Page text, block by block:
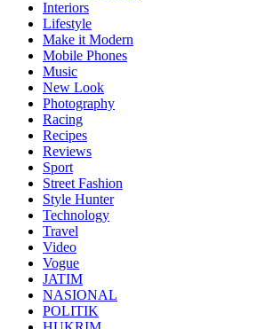
Interiors
Lifestyle
Make it Modern
Mobile Phones
Music
New Look
Photography
Racing
Recipes
Reviews
Sport
Street Fashion
Style Hunter
Technology
Travel
Video
Vogue
JATIM
NASIONAL
POLITIK